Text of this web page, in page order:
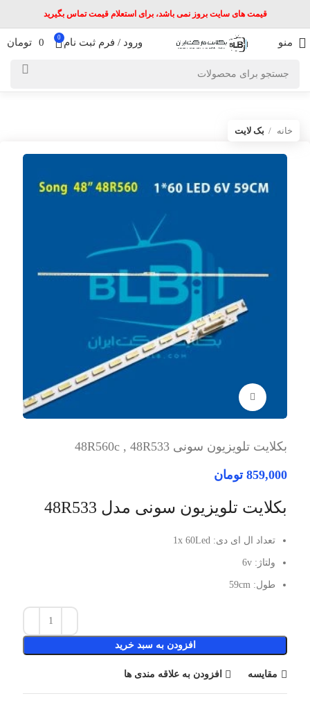
قیمت های سایت بروز نمی باشد، برای استعلام قیمت تماس بگیرید
منو ورود / فرم ثبت نام 0
0 تومان
خانه بک لایت
بکلایت تلویزیون سونی 48R560c , 48R533
859,000 تومان
بکلایت تلویزیون سونی مدل 48R533
تعداد ال ای دی: 1x 60Led
ولتاژ: 6v
طول: 59cm
افزودن به سبد خرید
مقایسه افزودن به علاقه مندی ها